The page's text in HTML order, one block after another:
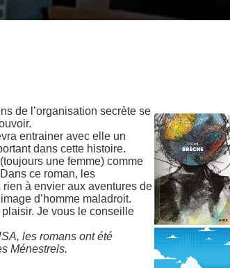
de l’organisation secrète se
entrainer avec elle un
dans cette histoire.
une femme) comme
ce roman, les
à envier aux aventures de
d’homme maladroit.
Je vous le conseille
les romans ont été
Ménestrels.